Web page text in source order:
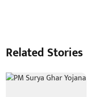
Related Stories